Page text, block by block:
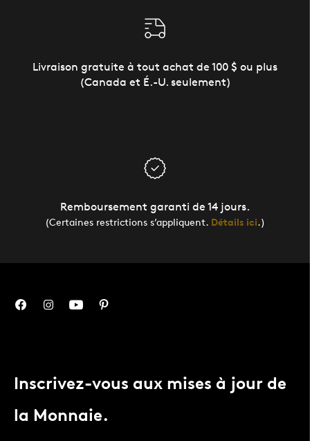
Livraison gratuite à tout achat de 100 $ ou plus
(Canada et É.-U. seulement)
Remboursement garanti de 14 jours.
(Certaines restrictions s’appliquent. Détails ici.)
Inscrivez-vous aux mises à jour de
la Monnaie.